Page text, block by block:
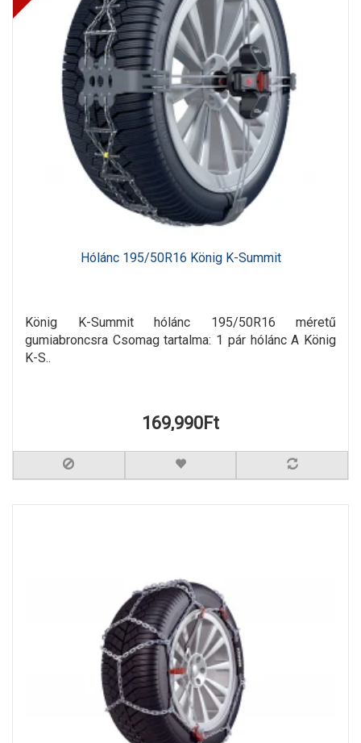
Hólánc 195/50R16 König K-Summit
König K-Summit hólánc 195/50R16 méretű
gumiabroncsra Csomag tartalma: 1 pár hólánc A König
K-S..
169,990Ft